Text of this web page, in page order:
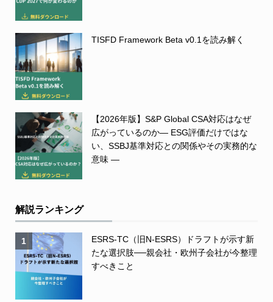
TISFD Framework Beta v0.1を読み解く
【2026年版】S&P Global CSA対応はなぜ
広がっているのか― ESG評価だけではな
い、SSBJ基準対応との関係やその実務的な
意味 ―
解説ランキング
1
ESRS-TC（旧N-ESRS）ドラフトが示す新
たな選択肢──親会社・欧州子会社が今整理
すべきこと